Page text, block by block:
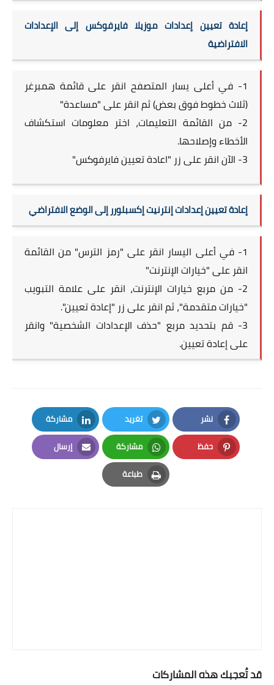
إعادة تعيين إعدادات موزيلا فايرفوكس إلى الإعدادات
الافتراضية
1- في أعلى يسار المتصفح انقر على قائمة همبرغر
(ثلاث خطوط فوق بعض) ثم انقر على "مساعدة"
2- من القائمة التعليمات، اختر معلومات استكشاف
الأخطاء وإصلاحها.
3- الآن انقر على زر "اعادة تعيين فايرفوكس"
إعادة تعيين إعدادات إنترنيت إكسبلورر إلى الوضع الافتراضي
1- في أعلى اليسار انقر على "رمز الترس" من القائمة
انقر على "خيارات الإنترنت"
2- من مربع خيارات الإنترنت، انقر على علامة التبويب
"خيارات متقدمة"، ثم انقر على زر "إعادة تعيين".
3- قم بتحديد مربع "حذف الإعدادات الشخصية" وانقر
على إعادة تعيين.
نشر
Facebook
تغريد
Twitter
مشاركة
LinkedIn
حفظ
Pinterest
مشاركة
Whatsapp
إرسال
Email
طباعة
Print
قد تُعجبك هذه المشاركات